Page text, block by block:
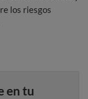
los riesgos
en tu